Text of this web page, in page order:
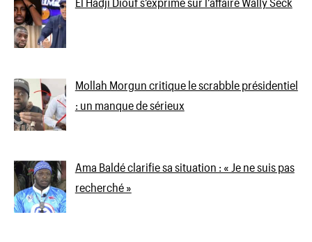
Mollah Morgun critique le scrabble présidentiel
: un manque de sérieux
Ama Baldé clarifie sa situation : « Je ne suis pas
recherché »